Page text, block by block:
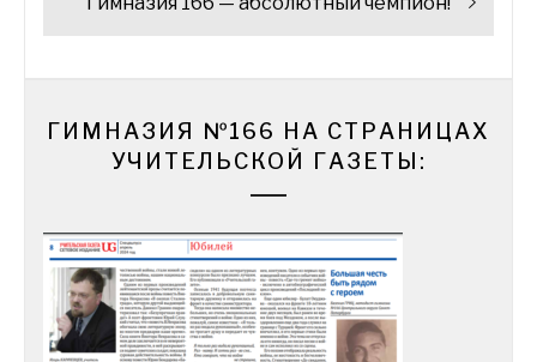
ГИМНАЗИЯ №166 НА СТРАНИЦАХ
УЧИТЕЛЬСКОЙ ГАЗЕТЫ: